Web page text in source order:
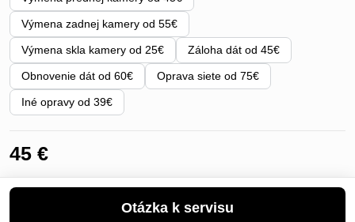
Výmena zadnej kamery od 55€
Výmena skla kamery od 25€ Záloha dát od 45€
Obnovenie dát od 60€ Oprava siete od 75€
Iné opravy od 39€
45 €